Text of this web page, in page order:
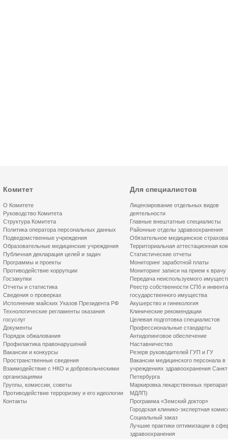
Комитет
О Комитете
Руководство Комитета
Структура Комитета
Политика оператора персональных данных
Подведомственные учреждения
Образовательные медицинские учреждения
Публичная декларация целей и задач
Программы и проекты
Противодействие коррупции
Госзакупки
Отчеты и статистика
Сведения о проверках
Исполнение майских Указов Президента РФ
Технологические регламенты оказания
госуслуг
Документы
Порядок обжалования
Профилактика правонарушений
Вакансии и конкурсы
Пространственные сведения
Взаимодействие с НКО и добровольческими
организациями
Группы, комиссии, советы
Противодействие терроризму и его идеологии
Контакты
Для специалистов
Лицензирование отдельных видов
деятельности
Главные внештатные специалисты
Районные отделы здравоохранения
Обязательное медицинское
Территориальная аттестационная
Статистические отчеты
Мониторинг заработной платы
Мониторинг записи на прием к врачу
Передача неиспользуемого
Реестр собственности СПб и
государственного имущества
Акушерство и гинекология
Клинические рекомендации
Целевая подготовка специалистов
Профессиональные стандарты
Антидопинговое обеспечение
Наставничество
Резерв руководителей ГУП и ГУ
Вакансии медицинского персонала в
учреждениях здравоохранения
Петербурга
Маркировка лекарственных
МДЛП)
Программа «Земский доктор»
Городская клинико-экспертная
Социальный заказ
Лучшие практики оптимизации в
здравоохранения